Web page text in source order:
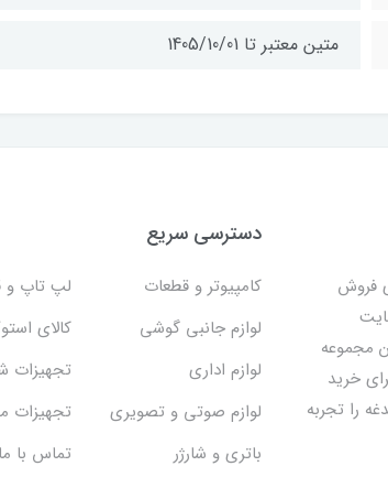
متین معتبر تا 1405/10/01
97 در عرصه‌ی فروش
مجموعه
خرید
را تجربه
دسترسی سریع
کامپیوتر و قطعات
لپ تاپ و
لوازم جانبی گوشی
کالای
لوازم اداری
تجهیزات
لوازم صوتی و تصویری
باتری و شارژر
تماس با ما